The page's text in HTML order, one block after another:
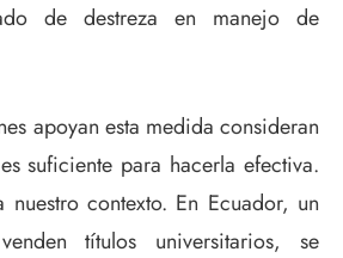
de destreza en manejo de
apoyan esta medida consideran
suficiente para hacerla efectiva.
contexto. En Ecuador, un
títulos universitarios, se